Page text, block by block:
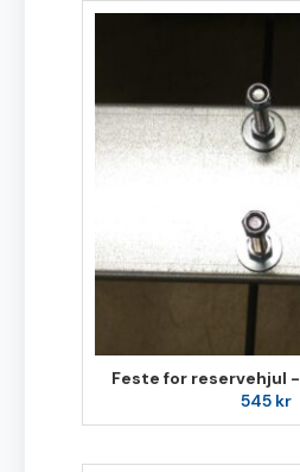
Feste for reservehjul -
545 kr